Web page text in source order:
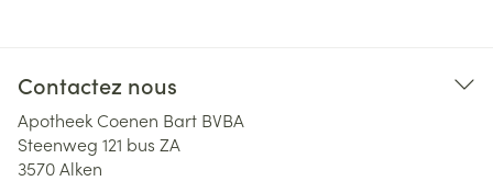
Contactez nous
Apotheek Coenen Bart BVBA
Steenweg 121 bus ZA
3570Alken